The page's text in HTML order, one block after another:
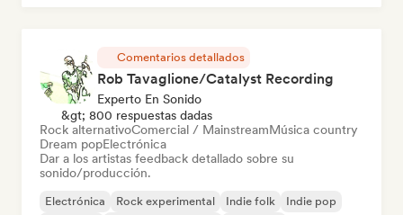
Comentarios detallados
Rob Tavaglione/Catalyst Recording
Experto En Sonido
&gt; 800 respuestas dadas
Rock alternativoComercial / MainstreamMúsica country
Dream popElectrónica
Dar a los artistas feedback detallado sobre su
sonido/producción.
Electrónica Rock experimental Indie folk
Indie pop